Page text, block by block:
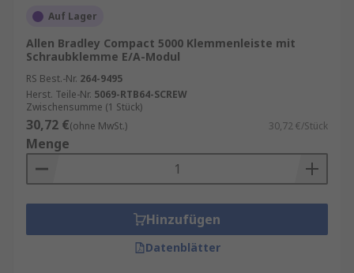
Auf Lager
Allen Bradley Compact 5000 Klemmenleiste mit
Schraubklemme E/A-Modul
RS Best.-Nr. 264-9495
Herst. Teile-Nr. 5069-RTB64-SCREW
Zwischensumme (1 Stück)
30,72 €(ohne MwSt.) 30,72 €/Stück
Menge
Hinzufügen
Datenblätter